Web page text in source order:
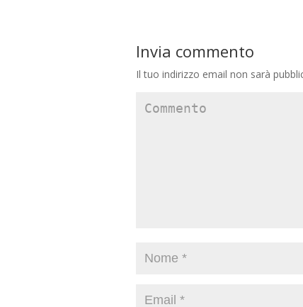
Invia commento
Il tuo indirizzo email non sarà